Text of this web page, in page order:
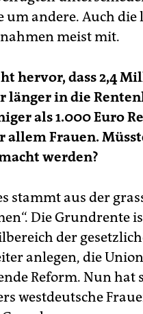
um andere. Auch die
meist mit.
hervor, dass 2,4
länger in die
als 1.000 Euro
Frauen.
werden?
stammt aus der
Die Grundrente
der
anlegen, die
Reform. Nun hat
westdeutsche